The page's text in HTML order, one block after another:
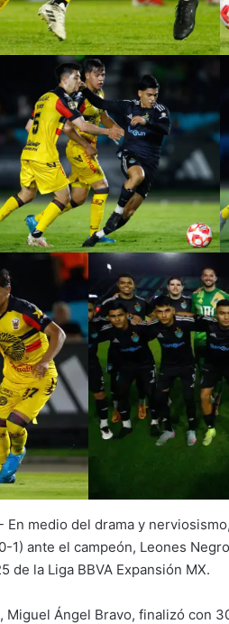
medio del drama y
ante el campeón, Leones
la Liga BBVA Expansión MX.
Ángel Bravo, finalizó con